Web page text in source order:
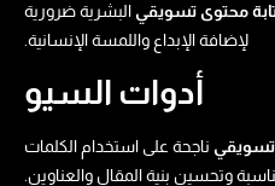
محتوى تسويقي​ البشرية ضرورية
لإضافة الإبداع واللمسة الإنسانية.
أدوات السيو
تسويقي​ ناجحة على استخدام الكلمات
وتحسين بنية المقال والعناوين.